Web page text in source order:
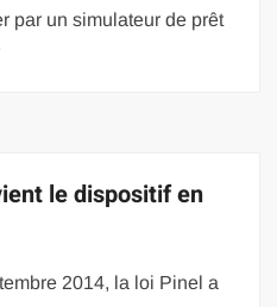
par un simulateur de prêt
le dispositif en
2014, la loi Pinel a